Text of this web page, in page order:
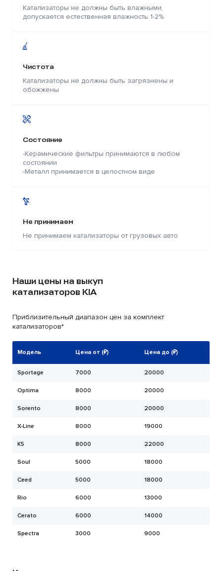
Катализаторы не должны быть влажными,
допускается естественная влажность 1-2%
Чистота
Катализаторы не должны быть загрязнены и
обожжены
Состояние
-Керамические фильтры принимаются в любом
состоянии
-Металл принимается в целостном виде
Не принимаем
Не принимаем катализаторы от грузовых авто
Наши цены на выкуп
катализаторов KIA
Приблизительный диапазон цен за комплект
катализаторов*
Модель Цена от (₽) Цена до (₽)
Sportage 7000 20000
Optima 8000 20000
Sorento 8000 20000
X-Line 8000 19000
K5 8000 22000
Soul 5000 18000
Ceed 5000 18000
Rio 6000 13000
Cerato 6000 14000
Spectra 3000 9000